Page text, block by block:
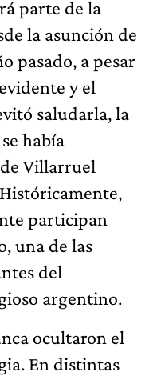
parte de la
la asunción de
pasado, a pesar
y el
saludarla, la
había
Villarruel
participan
una de las
del
argentino.
ocultaron el
En distintas